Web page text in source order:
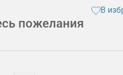
В
пожелания